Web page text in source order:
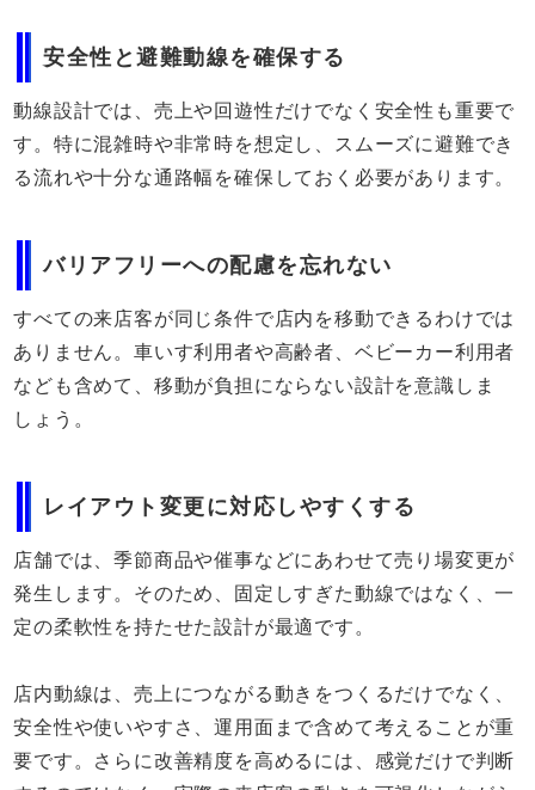
安全性と避難動線を確保する
動線設計では、売上や回遊性だけでなく安全性も重要で
す。特に混雑時や非常時を想定し、スムーズに避難でき
る流れや十分な通路幅を確保しておく必要があります。
バリアフリーへの配慮を忘れない
すべての来店客が同じ条件で店内を移動できるわけでは
ありません。車いす利用者や高齢者、ベビーカー利用者
なども含めて、移動が負担にならない設計を意識しま
しょう。
レイアウト変更に対応しやすくする
店舗では、季節商品や催事などにあわせて売り場変更が
発生します。そのため、固定しすぎた動線ではなく、一
定の柔軟性を持たせた設計が最適です。
店内動線は、売上につながる動きをつくるだけでなく、
安全性や使いやすさ、運用面まで含めて考えることが重
要です。さらに改善精度を高めるには、感覚だけで判断